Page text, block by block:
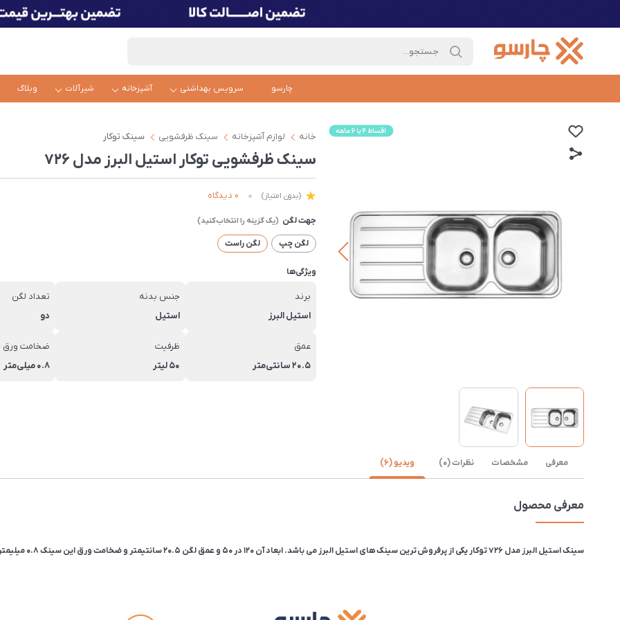
چارسو سرویس بهداشتی آشپزخانه شیرآلات وبلاگ
خانه لوازم آشپزخانه سینک ظرفشویی سینک توکار
سينک ظرفشویی توکار استیل البرز مدل 726
(بدون امتیاز) 0 دیدگاه
جهت لگن
لگن چپ لگن راست
ویژگی‌ها
برند
استیل البرز
جنس بدنه
استیل
تعداد لگن
دو
عمق
20.5 سانتی‌متر
ظرفیت
50 لیتر
ضخامت ورق
0.8 میلی‌متر
معرفی مشخصات نظرات (0) ویدیو (6)
معرفی محصول
سینک استیل البرز مدل 726 توکار یکی از پرفروش ترین سینک های استیل البرز می باشد. ابعاد آن 120 در 50 و عمق لگن 20.5 سانتیمتر و ضخامت ورق این سینک ۰.۸ میلیمتر می باشد.